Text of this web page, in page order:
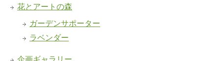
花とアートの森
ガーデンサポーター
ラベンダー